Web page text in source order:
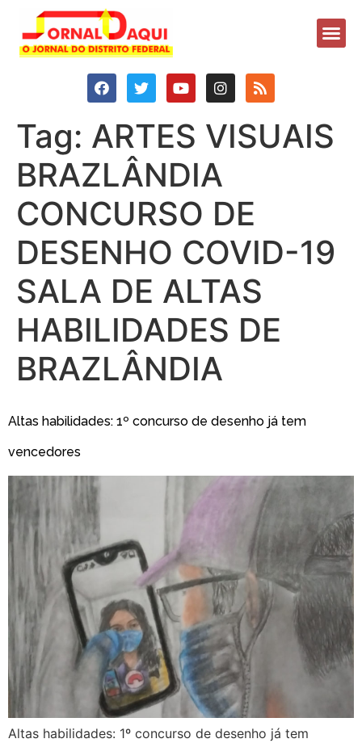
Tag: ARTES VISUAIS
BRAZLÂNDIA
CONCURSO DE
DESENHO COVID-19
SALA DE ALTAS
HABILIDADES DE
BRAZLÂNDIA
Altas habilidades: 1º concurso de desenho já tem
vencedores
Altas habilidades: 1º concurso de desenho já tem